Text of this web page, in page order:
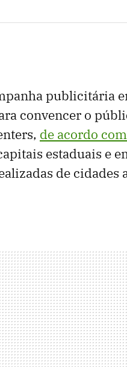
publicitária
convencer o
de acordo
estaduais e
de cidades